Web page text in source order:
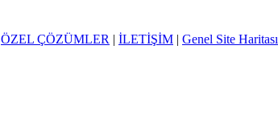
ÖZEL ÇÖZÜMLER | İLETİŞİM | Genel Site Haritası